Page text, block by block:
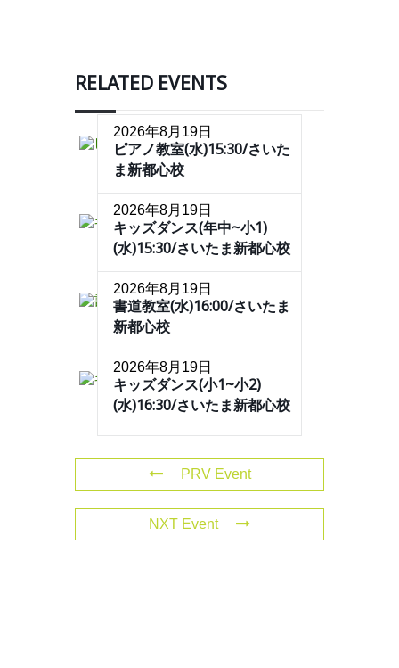
RELATED EVENTS
2026年8月19日
ピアノ教室(水)15:30/さいた
ま新都心校
2026年8月19日
キッズダンス(年中~小1)
(水)15:30/さいたま新都心校
2026年8月19日
書道教室(水)16:00/さいたま
新都心校
2026年8月19日
キッズダンス(小1~小2)
(水)16:30/さいたま新都心校
PRV Event
NXT Event